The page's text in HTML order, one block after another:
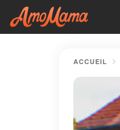
ACCUEIL